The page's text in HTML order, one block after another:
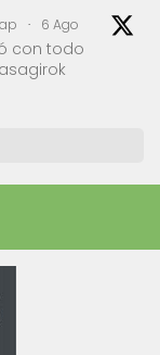
· 6 Ago
con todo